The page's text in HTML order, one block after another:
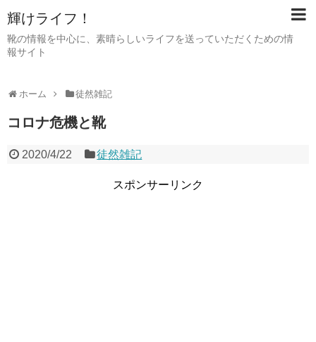
輝けライフ！
靴の情報を中心に、素晴らしいライフを送っていただくための情
報サイト
ホーム 徒然雑記
コロナ危機と靴
2020/4/22 徒然雑記
スポンサーリンク